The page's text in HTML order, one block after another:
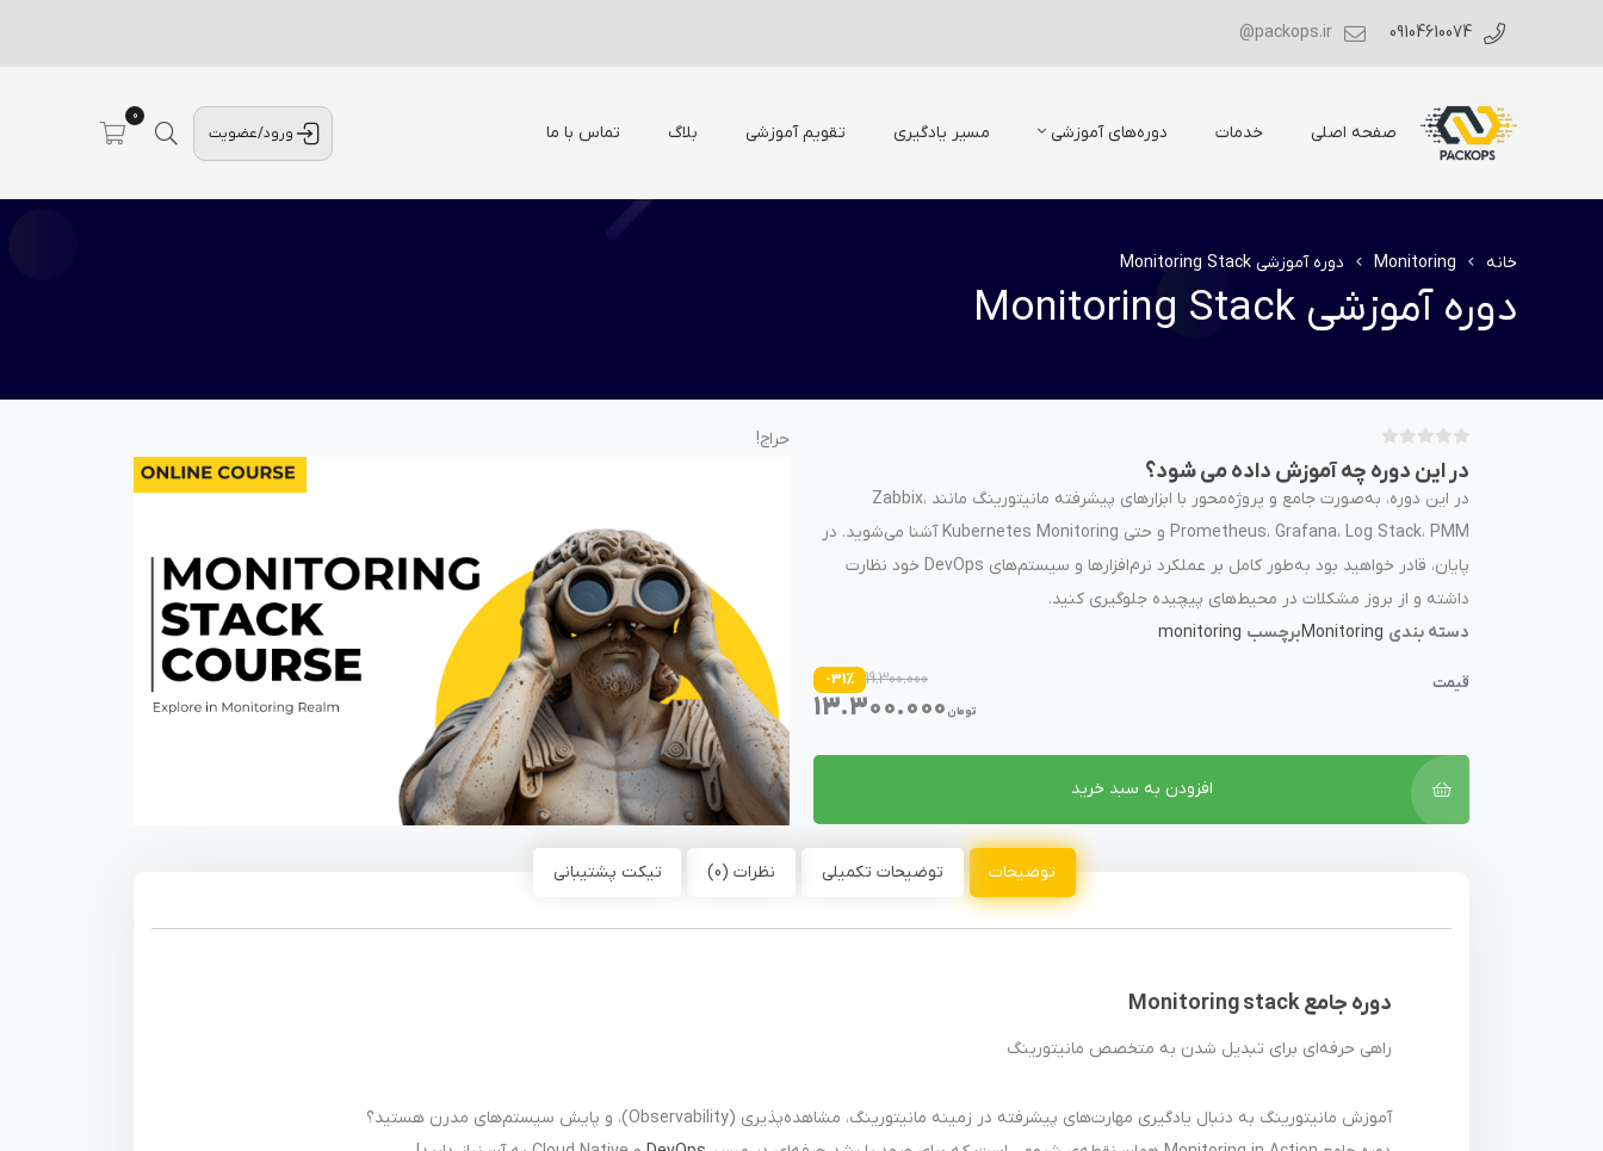
صفحه اصلی خدمات دوره‌های آموزشی مسیر یادگیری تقویم آموزشی بلاگ تماس با ما ورود/عضویت
0
خانه Monitoring دوره آموزشی Monitoring Stack
دوره آموزشی Monitoring Stack
ب
د
و
ن
ا
ت
ی
ا
در این دوره چه آموزش داده می شود؟
در این دوره، به‌صورت جامع و پروژه‌محور با ابزارهای پیشرفته مانیتورینگ مانند Zabbix،
Prometheus، Grafana، Log Stack، PMM و حتی Kubernetes Monitoring آشنا می‌شوید. در
پایان، قادر خواهید بود به‌طور کامل بر عملکرد نرم‌افزارها و سیستم‌های DevOps خود نظارت
داشته و از بروز مشکلات در محیط‌های پیچیده جلوگیری کنید.
دسته بندی Monitoringبرچسب monitoring
قیمت 19.300.000
-31%
تومان 13.300.000
افزودن به سبد خرید
حراج!
توضیحات توضیحات تکمیلی نظرات (0) تیکت پشتیبانی
دوره جامع
راهی حرفه‌ای برای تبدیل شدن به متخصص مانیتورینگ
آموزش مانیتورینگ به دنبال یادگیری مهارت‌های پیشرفته در زمینه مانیتورینگ، مشاهده‌پذیری (Observability)، و پایش سیستم‌های مدرن هستید؟